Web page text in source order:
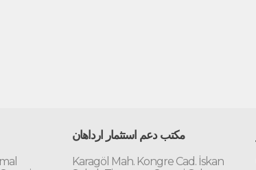
مكتب دعم استثمار ارداهان
Karagöl Mah. Kongre Cad. İskan